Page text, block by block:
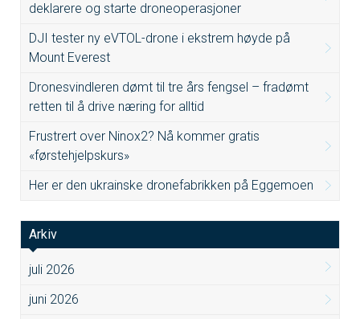
deklarere og starte droneoperasjoner
DJI tester ny eVTOL-drone i ekstrem høyde på
Mount Everest
Dronesvindleren dømt til tre års fengsel – fradømt
retten til å drive næring for alltid
Frustrert over Ninox2? Nå kommer gratis
«førstehjelpskurs»
Her er den ukrainske dronefabrikken på Eggemoen
Arkiv
juli 2026
juni 2026